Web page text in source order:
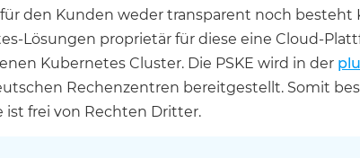
den Kunden weder transparent noch
Lösungen proprietär für diese eine Cloud-
Kubernetes Cluster. Die PSKE wird in der
Rechenzentren bereitgestellt. Somit
ist frei von Rechten Dritter.